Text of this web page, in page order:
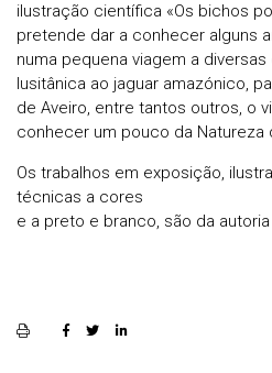
ilustração científica «Os bichos
pretende dar a conhecer alguns
numa pequena viagem a
lusitânica ao jaguar amazónico,
de Aveiro, entre tantos outros, o
conhecer um pouco da
Os trabalhos em exposição,
técnicas a cores
e a preto e branco, são da